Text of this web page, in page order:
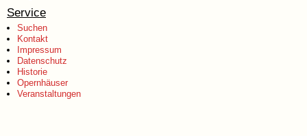
Service
Suchen
Kontakt
Impressum
Datenschutz
Historie
Opernhäuser
Veranstaltungen